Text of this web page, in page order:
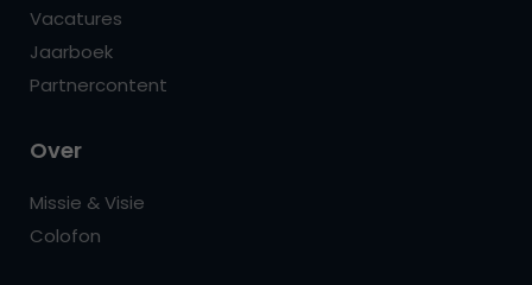
Vacatures
Jaarboek
Partnercontent
Over
Missie & Visie
Colofon